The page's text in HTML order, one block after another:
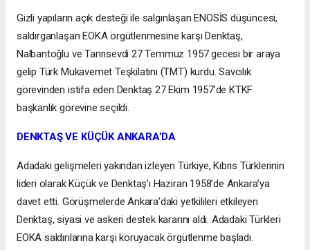
Gizli yapıların açık desteği ile salgınlaşan ENOSİS düşüncesi,
saldırganlaşan EOKA örgütlenmesine karşı Denktaş,
Nalbantoğlu ve Tanrısevdi 27 Temmuz 1957 gecesi bir araya
gelip Türk Mukavemet Teşkilatını (TMT) kurdu. Savcılık
görevinden istifa eden Denktaş 27 Ekim 1957’de KTKF
başkanlık görevine seçildi.
DENKTAŞ VE KÜÇÜK ANKARA’DA
Adadaki gelişmeleri yakından izleyen Türkiye, Kıbrıs Türklerinin
lideri olarak Küçük ve Denktaş’ı Haziran 1958’de Ankara’ya
davet etti. Görüşmelerde Ankara’daki yetkilileri etkileyen
Denktaş, siyasi ve askeri destek kararını aldı. Adadaki Türkleri
EOKA saldırılarına karşı koruyacak örgütlenme başladı.